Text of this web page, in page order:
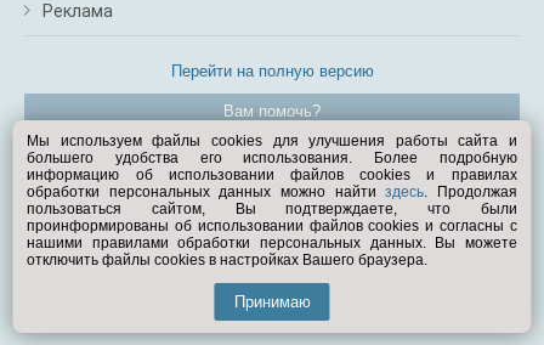
Реклама
Перейти на полную версию
Вам помочь?
© Exist.ru 1998—2026
Мы используем файлы cookies для улучшения работы сайта и
большего удобства его использования. Более подробную
информацию об использовании файлов cookies и правилах
обработки персональных данных можно найтиздесь. Продолжая
пользоваться сайтом, Вы подтверждаете, что были
проинформированы об использовании файлов cookies и согласны с
нашими правилами обработки персональных данных. Вы можете
отключить файлы cookies в настройках Вашего браузера.
Принимаю